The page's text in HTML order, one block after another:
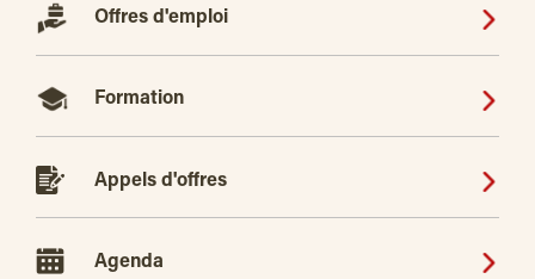
Offres d'emploi
Formation
Appels d'offres
Agenda